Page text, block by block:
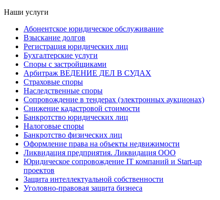
Наши услуги
Абонентское юридическое обслуживание
Взыскание долгов
Регистрация юридических лиц
Бухгалтерские услуги
Споры с застройщиками
Арбитраж ВЕДЕНИЕ ДЕЛ В СУДАХ
Страховые споры
Наследственные споры
Сопровождение в тендерах (электронных аукционах)
Снижение кадастровой стоимости
Банкротство юридических лиц
Налоговые споры
Банкротство физических лиц
Оформление права на объекты недвижимости
Ликвидация предприятия. Ликвидация ООО
Юридическое сопровождение IT компаний и Start-up
проектов
Защита интеллектуальной собственности
Уголовно-правовая защита бизнеса